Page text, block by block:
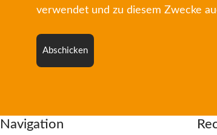
verwendet und zu diesem Zwecke
Abschicken
Navigation